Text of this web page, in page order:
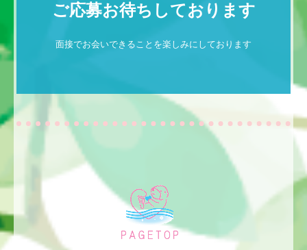
ご応募お待ちしております
面接でお会いできることを楽しみにしております